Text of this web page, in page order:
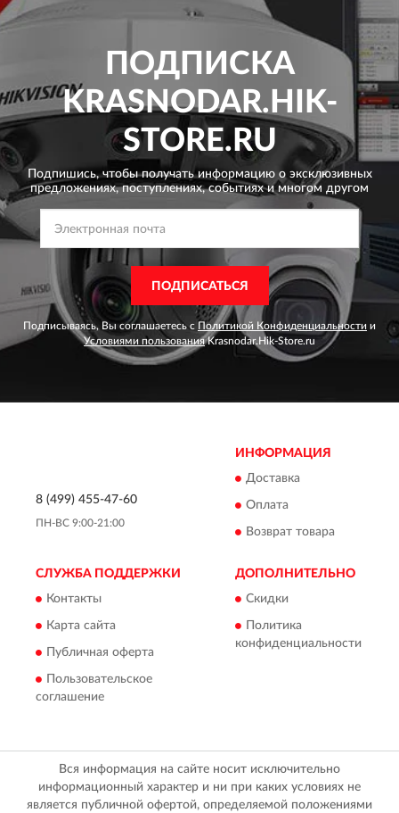
ПОДПИСКА
KRASNODAR.HIK-
STORE.RU
Подпишись, чтобы получать информацию о эксклюзивных
предложениях,поступлениях, событиях и многом другом
ПОДПИСАТЬСЯ
Подписываясь, Вы соглашаетесь с Политикой Конфиденциальности и
Условиями пользованияKrasnodar.Hik-Store.ru
8 (499) 455-47-60
ПН-ВС 9:00-21:00
ИНФОРМАЦИЯ
Доставка
Оплата
Возврат товара
СЛУЖБА ПОДДЕРЖКИ
Контакты
Карта сайта
Публичная оферта
Пользовательское
соглашение
ДОПОЛНИТЕЛЬНО
Скидки
Политика
конфиденциальности
Вся информация на сайте носит исключительно
информационный характер и ни при каких условиях не
является публичной офертой, определяемой положениями